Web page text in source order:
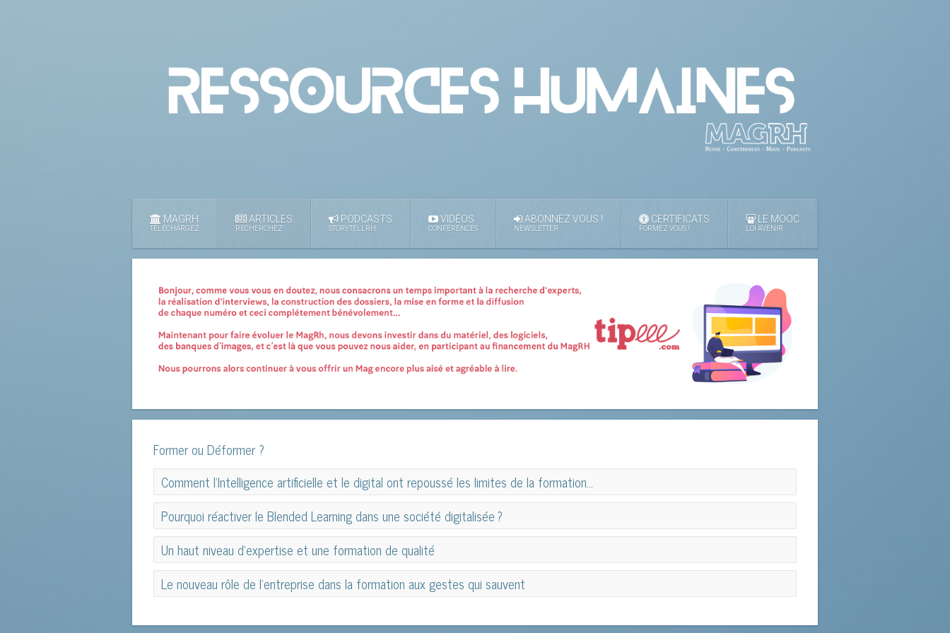
MAGRH
TÉLÉCHARGEZ
ARTICLES
RECHERCHEZ
PODCASTS
STORYTELLRH
VIDÉOS
CONFÉRENCES
ABONNEZ VOUS !
NEWSLETTER
CERTIFICATS
FORMEZ VOUS !
LE MOOC
LOI AVENIR
Former ou Déformer ?
Comment l’Intelligence artificielle et le digital ont repoussé les limites de la formation...
Comment l’Intelligence artificielle et le digital ont repoussé les limites de la formation...
Pourquoi réactiver le Blended Learning dans une société digitalisée ?
Pourquoi réactiver le Blended Learning dans une société digitalisée ?
Un haut niveau d'expertise et une formation de qualité
Un haut niveau d'expertise et une formation de qualité
Le nouveau rôle de l’entreprise dans la formation aux gestes qui sauvent